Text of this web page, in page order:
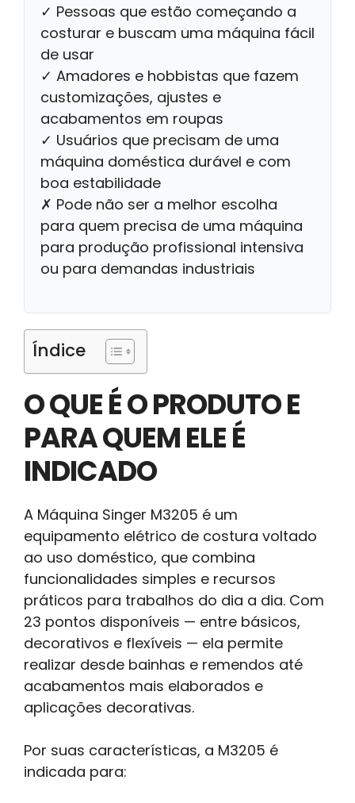
✓ Pessoas que estão começando a
costurar e buscam uma máquina fácil
de usar
✓ Amadores e hobbistas que fazem
customizações, ajustes e
acabamentos em roupas
✓ Usuários que precisam de uma
máquina doméstica durável e com
boa estabilidade
✗ Pode não ser a melhor escolha
para quem precisa de uma máquina
para produção profissional intensiva
ou para demandas industriais
Índice
O QUE É O PRODUTO E
PARA QUEM ELE É
INDICADO
A Máquina Singer M3205 é um
equipamento elétrico de costura voltado
ao uso doméstico, que combina
funcionalidades simples e recursos
práticos para trabalhos do dia a dia. Com
23 pontos disponíveis — entre básicos,
decorativos e flexíveis — ela permite
realizar desde bainhas e remendos até
acabamentos mais elaborados e
aplicações decorativas.
Por suas características, a M3205 é
indicada para: